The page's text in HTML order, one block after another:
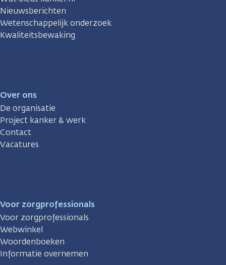
Nieuwsberichten
Wetenschappelijk onderzoek
Kwaliteitsbewaking
Over ons
De organisatie
Project kanker & werk
Contact
Vacatures
Voor zorgprofessionals
Voor zorgprofessionals
Webwinkel
Woordenboeken
Informatie overnemen